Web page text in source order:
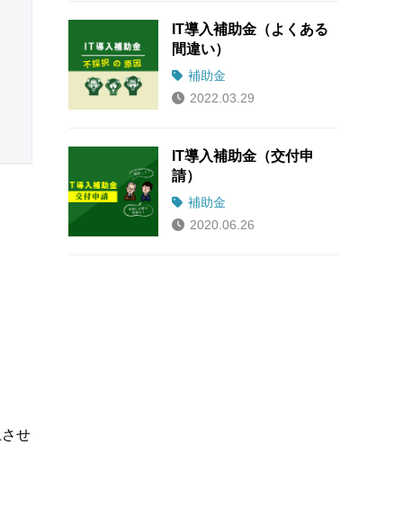
せ
IT導入補助金（よくある
間違い）
補助金
2022.03.29
IT導入補助金（交付申
請）
補助金
2020.06.26